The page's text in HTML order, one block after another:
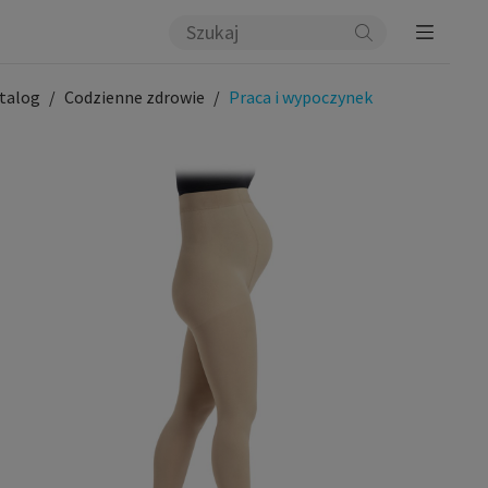
Codzienne zdrowie Praca i wypoczynek